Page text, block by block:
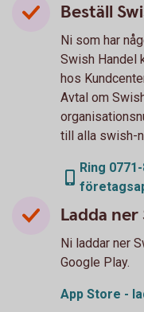
Beställ
Ni som har
Swish Handel
hos
Avtal om
till alla swish-
Ring
Ladda
Ni laddar ner
Google Play.
App Store -